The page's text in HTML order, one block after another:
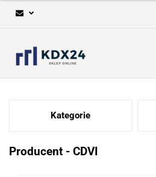
Kategorie
Producent - CDVI